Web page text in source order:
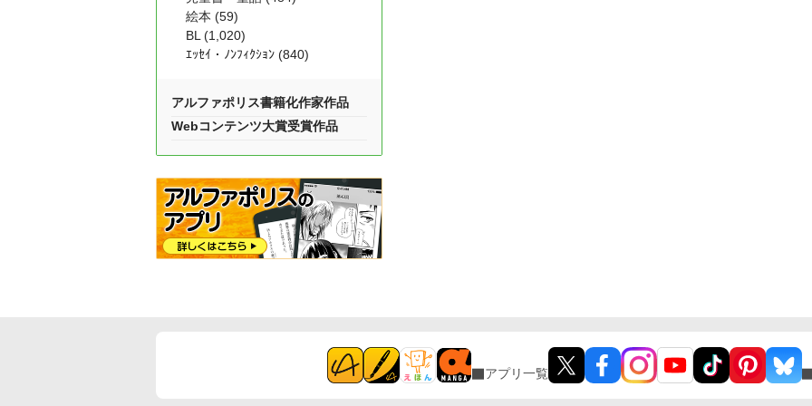
絵本 (59)
BL (1,020)
ｴｯｾｲ・ﾉﾝﾌｨｸｼｮﾝ (840)
アルファポリス書籍化作家作品
Webコンテンツ大賞受賞作品
アプリ一覧